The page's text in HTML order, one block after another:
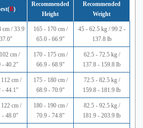
B)
Recommended
Height
Recommended
Weight
cm / 33.9
165 - 170 cm /
65.0 - 66.9"
45 - 62.5 kg / 99.2 -
137.8 lb
cm /
- 40.2"
170 - 175 cm /
66.9 - 68.9"
62.5 - 72.5 kg /
137.8 - 159.8 lb
cm /
- 44.1"
175 - 180 cm /
68.9 - 70.9"
72.5 - 82.5 kg /
159.8 - 181.9 lb
cm /
- 48.0"
180 - 190 cm /
70.9 - 74.8"
82.5 - 92.5 kg /
181.9 - 203.9 lb